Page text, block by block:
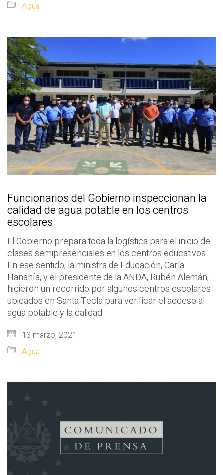
Agua
Funcionarios del Gobierno inspeccionan la
calidad de agua potable en los centros
escolares
El Gobierno prepara toda la logística para el inicio de
clases semipresenciales en los centros educativos.
En ese sentido, la ministra de Educación, Carla
Hananía, y el presidente de la ANDA, Rubén Alemán,
hicieron un recorrido por algunos centros escolares
ubicados en Santa Tecla para verificar el acceso al
agua potable y la calidad
13 marzo, 2021
Agua